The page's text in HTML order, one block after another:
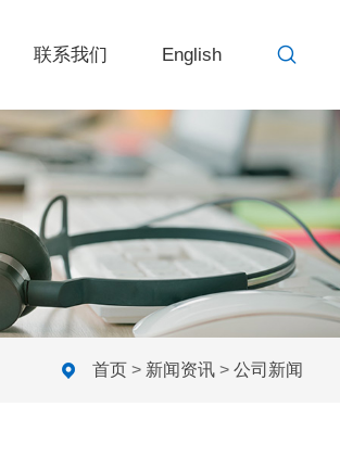
联系我们 English
首页 > 新闻资讯 >公司新闻